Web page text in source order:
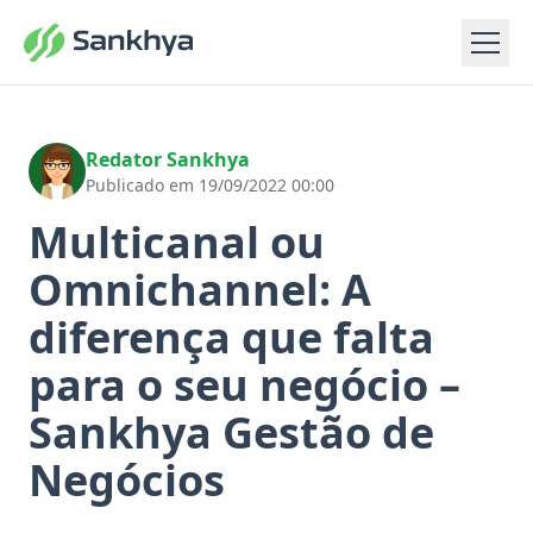
Redator Sankhya
Publicado em 19/09/2022 00:00
Multicanal ou
Omnichannel: A
diferença que falta
para o seu negócio –
Sankhya Gestão de
Negócios